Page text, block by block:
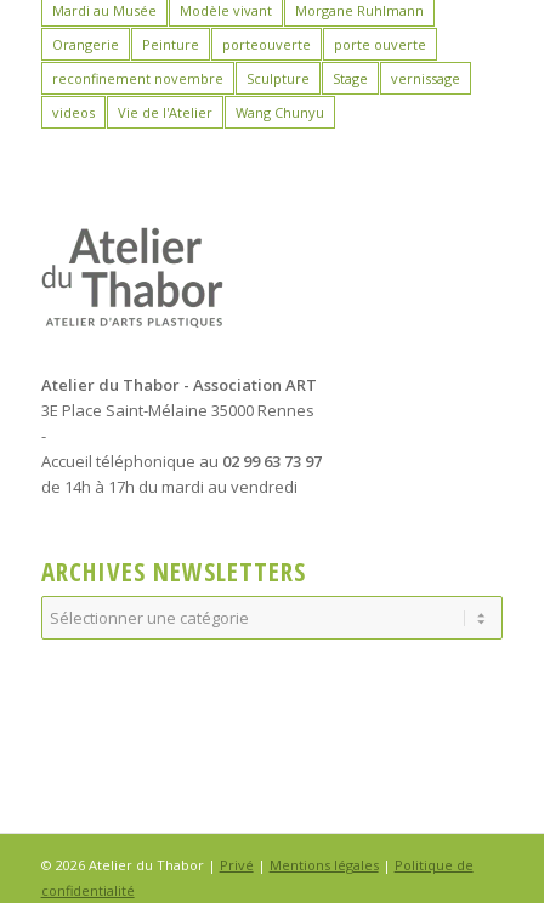
Mardi au Musée
Modèle vivant
Morgane Ruhlmann
Orangerie
Peinture porteouverte
porte ouverte
reconfinement novembre
Sculpture Stage
vernissage
videos
Vie de l'Atelier Wang Chunyu
Atelier du Thabor - Association ART
3E Place Saint-Mélaine 35000 Rennes
-
Accueil téléphonique au 02 99 63 73 97
de 14h à 17h du mardi au vendredi
ARCHIVES NEWSLETTERS
Archives
Newsletters
© 2026 Atelier du Thabor | Privé | Mentions légales| Politique de
confidentialité